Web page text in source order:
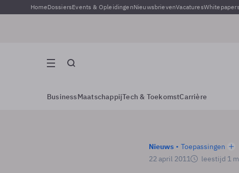
HomeDossiersEvents & OpleidingenNieuwsbrievenVacaturesWhitepapers
BusinessMaatschappijTech & ToekomstCarrière
Nieuws
Toepassingen
22 april 2011
leestijd 1